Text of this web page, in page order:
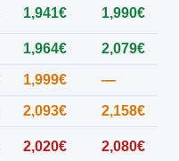
1,941€ 1,990€
1,964€ 2,079€
1,999€ —
2,093€ 2,158€
2,020€ 2,080€